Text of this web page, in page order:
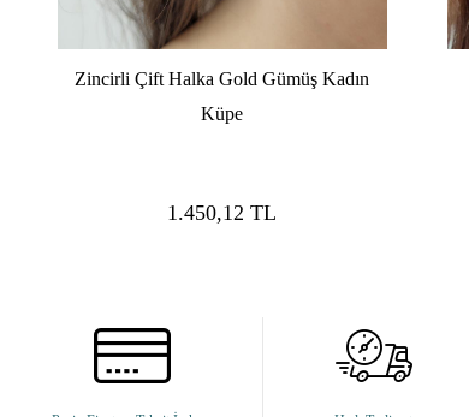
Zincirli Çift Halka Gold Gümüş Kadın
Küpe
1.450,12 TL